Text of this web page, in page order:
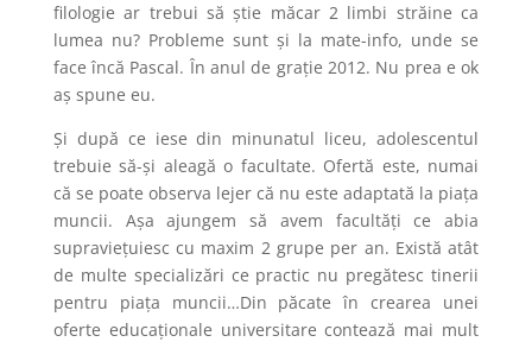
filologie ar trebui să știe măcar 2 limbi străine ca
lumea nu? Probleme sunt și la mate-info, unde se
face încă Pascal. În anul de grație 2012. Nu prea e ok
aș spune eu.
Și după ce iese din minunatul liceu, adolescentul
trebuie să-și aleagă o facultate. Ofertă este, numai
că se poate observa lejer că nu este adaptată la piața
muncii. Așa ajungem să avem facultăți ce abia
supraviețuiesc cu maxim 2 grupe per an. Există atât
de multe specializări ce practic nu pregătesc tinerii
pentru piața muncii…Din păcate în crearea unei
oferte educaționale universitare contează mai mult